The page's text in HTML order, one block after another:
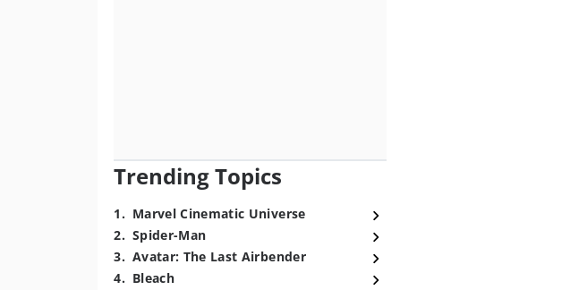
Trending Topics
1. Marvel Cinematic Universe
2. Spider-Man
3. Avatar: The Last Airbender
4. Bleach